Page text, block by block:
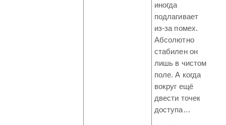
иногда
подлагивает
из-за помех.
Абсолютно
стабилен он
лишь в чистом
поле. А когда
вокруг ещё
двести точек
доступа…